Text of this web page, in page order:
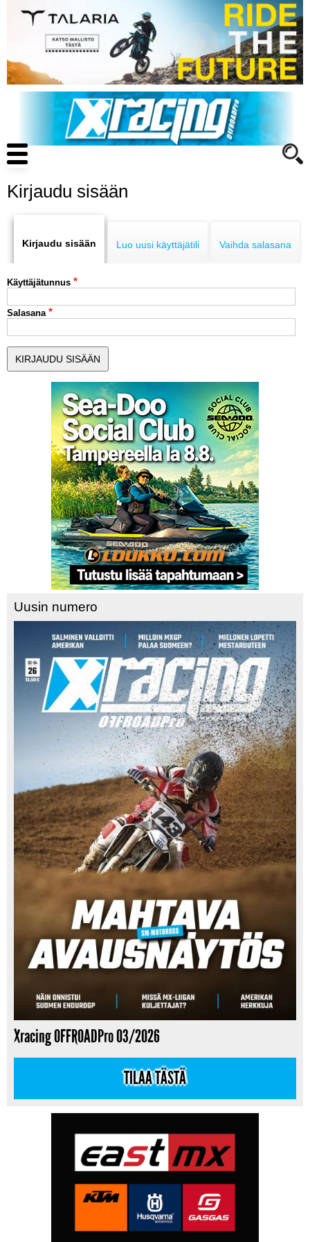
pääsisältöön
Main
navigation
ENDURO
LUE DIGILEHDET
ASIAKASPALVELU JA
OHJEET
MEDIATIEDOT
YHTEYSTIEDOT
Kirjaudu sisään
tabs
Kirjaudu sisään Luo uusi käyttäjätili Vaihda salasana
Käyttäjätunnus
Salasana
Uusin numero
Xracing OFFROADPro 03/2026
TILAA TÄSTÄ